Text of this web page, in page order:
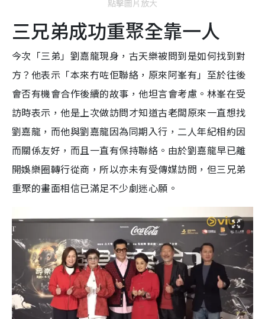
點擊圖片放大
三兄弟成功重聚全靠一人
今次「三弟」劉嘉龍現身，古天樂被問到是如何找到對
方？他表示「本來冇咗佢聯絡，原來阿峯有」至於往後
會否有機會合作後續的故事，他坦言會考慮。林峯在受
訪時表示，他是上次做訪問才知道古老闆原來一直想找
劉嘉龍，而他與劉嘉龍因為同期入行，二人年紀相約因
而關係友好，而且一直有保持聯絡。由於劉嘉龍早已離
開娛樂圈轉行從商，所以亦未有受傳媒訪問，但三兄弟
重聚的畫面相信已滿足不少劇迷心願。